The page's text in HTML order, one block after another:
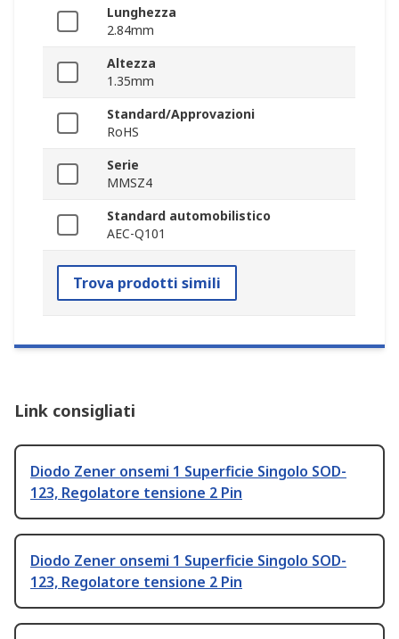
Lunghezza
2.84mm
Altezza
1.35mm
Standard/Approvazioni
RoHS
Serie
MMSZ4
Standard automobilistico
AEC-Q101
Trova prodotti simili
Link consigliati
Diodo Zener onsemi 1 Superficie Singolo SOD-
123, Regolatore tensione 2 Pin
Diodo Zener onsemi 1 Superficie Singolo SOD-
123, Regolatore tensione 2 Pin